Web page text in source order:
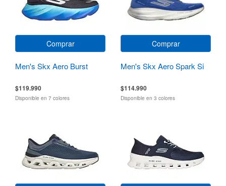
Comprar
Men's Skx Aero Burst
$119.990
Disponible en 7 colores
Comprar
Men's Skx Aero Spark Si
$114.990
Disponible en 3 colores